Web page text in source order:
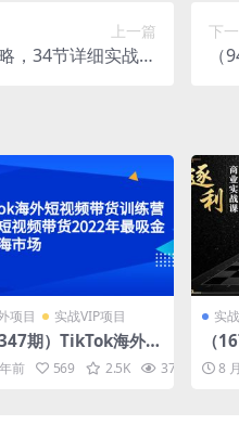
上一篇
，34节详细实战教
下
项目 实战VIP项目
期）TikTok海外短
带货训练营，全球短
带货2022年最吸金的
前 569 2.5K 37.9K 10
实
（
业实
杆
8